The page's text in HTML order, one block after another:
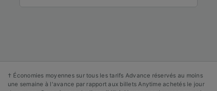
† Économies moyennes sur tous les tarifs Advance réservés au moins
une semaine à l'avance par rapport aux billets Anytime achetés le jour